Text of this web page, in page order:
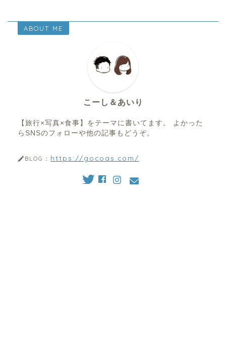
ABOUT ME
こーし＆あいり
【旅行×写真×食事】をテーマに書いてます。 よかった
らSNSのフォローや他の記事もどうぞ。
BLOG： https://gocoas.com/